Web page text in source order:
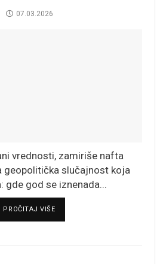
07.03.2026
vrednosti, zamiriše nafta
geopolitička slučajnost koja
gde god se iznenada...
PROČITAJ VIŠEDETAILS